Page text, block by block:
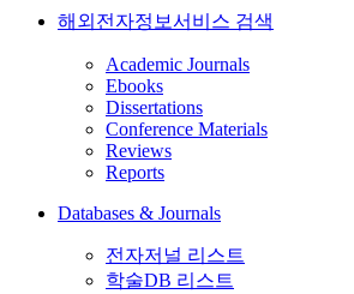
해외전자정보서비스 검색
Academic Journals
Ebooks
Dissertations
Conference Materials
Reviews
Reports
Databases & Journals
전자저널 리스트
학술DB 리스트